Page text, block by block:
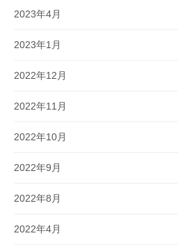
2023年4月
2023年1月
2022年12月
2022年11月
2022年10月
2022年9月
2022年8月
2022年4月